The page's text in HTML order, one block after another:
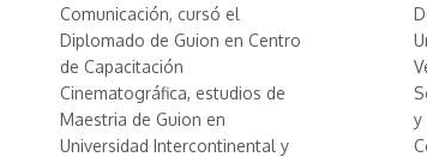
Comunicación, cursó el
Diplomado de Guion en Centro
de Capacitación
Cinematográfica, estudios de
Maestria de Guion en
Universidad Intercontinental y
y